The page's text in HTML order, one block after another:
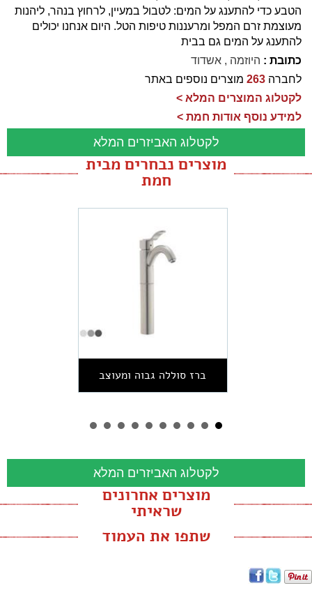
הטבע כדי להתענג על המים: לטבול במעיין, לרחוץ בנהר, ליהנות
מעוצמת זרם המפל ומרעננות טיפות הטל. היום אנחנו יכולים
להתענג על המים גם בבית
כתובת : היוזמה , אשדוד
לחברה 263 מוצרים נוספים באתר
לקטלוג המוצרים המלא >
למידע נוסף אודות חמת >
לקטלוג האביזרים המלא
מוצרים נבחרים מבית
חמת
ברז סוללה גבוה ומעוצב
לקטלוג האביזרים המלא
מוצרים אחרונים
שראיתי
שתפו את העמוד